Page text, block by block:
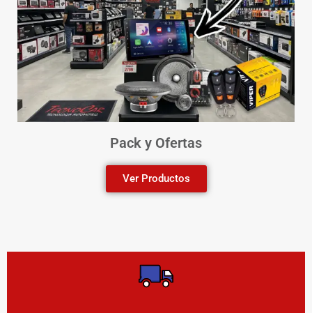
Pack y Ofertas
Ver Productos